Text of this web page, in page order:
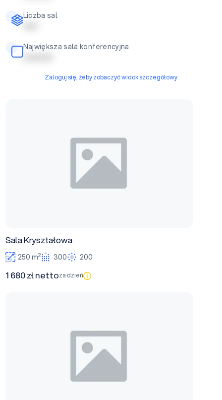
Liczba sal
| | | | |
Największa sala konferencyjna
| | | | | | | | | |
Zaloguj się, żeby zobaczyć widok szczegółowy
Sala Kryształowa
250 m2 300 200
1 680 zł nettoza dzień